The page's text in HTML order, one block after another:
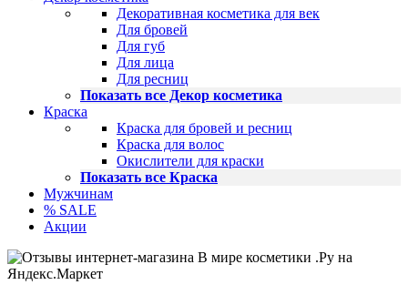
Декоративная косметика для век
Для бровей
Для губ
Для лица
Для ресниц
Показать все Декор косметика
Краска
Краска для бровей и ресниц
Краска для волос
Окислители для краски
Показать все Краска
Мужчинам
% SALE
Акции